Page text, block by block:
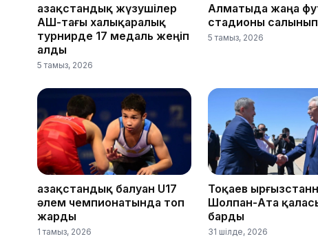
Қазақстандық жүзушілер
АҚШ-тағы халықаралық
турнирде 17 медаль жеңіп
алды
5 тамыз, 2026
Алматыда жаңа
стадионы
5 тамыз, 2026
Қазақстандық балуан U17
әлем чемпионатында топ
жарды
1 тамыз, 2026
Тоқаев
Шолпан-Ата
барды
31 шілде, 2026